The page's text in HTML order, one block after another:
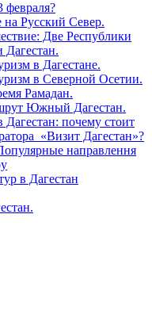
февраля?
Русский Север.
Две Республики
в Дагестане.
в Северной Осетии.
Рамадан.
Южный Дагестан.
почему стоит
«Визит Дагестан»?
направлення
в Дагестан